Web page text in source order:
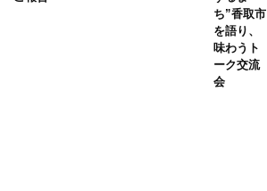
ち”香取市
を語り、
味わうト
ーク交流
会